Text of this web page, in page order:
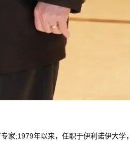
;1979年以来，任职于伊利诺伊大学，